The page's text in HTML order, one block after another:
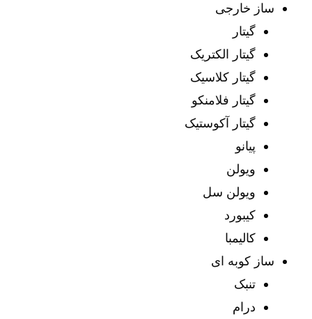
ساز خارجی
گیتار
گیتار الکتریک
گیتار کلاسیک
گیتار فلامنکو
گیتار آکوستیک
پیانو
ویولن
ویولن سل
کیبورد
کالیمبا
ساز کوبه ای
تنبک
درام